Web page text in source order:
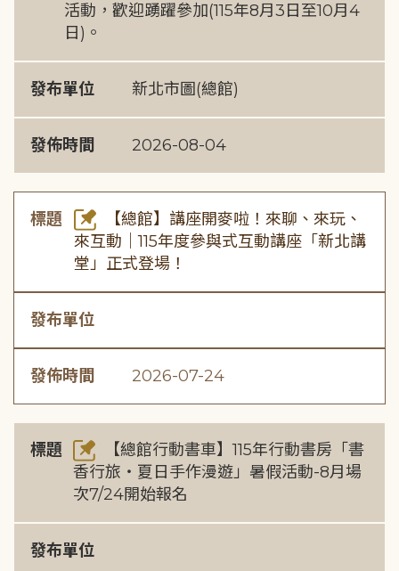
活動，歡迎踴躍參加(115年8月3日至10月4
日)。
發布單位 新北市圖(總館)
發佈時間 2026-08-04
標題
【總館】講座開麥啦！來聊、來玩、
來互動｜115年度參與式互動講座「新北講
堂」正式登場！
發布單位
發佈時間 2026-07-24
標題
【總館行動書車】115年行動書房「書
香行旅・夏日手作漫遊」暑假活動-8月場
次7/24開始報名
發布單位